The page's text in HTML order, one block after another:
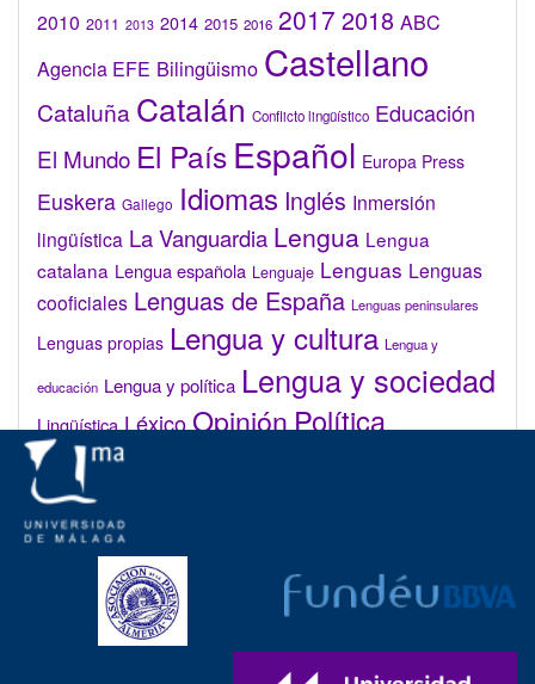
2010 2011 2013 2014 2015 2016 2017 2018 ABC
Agencia EFE Bilingüismo Castellano
Cataluña Catalán Conflicto lingüístico Educación
El Mundo El País Español Europa Press
Euskera Gallego Idiomas Inglés Inmersión
lingüística La Vanguardia Lengua Lengua
catalana Lengua española Lenguaje Lenguas Lenguas
cooficiales Lenguas de España Lenguas peninsulares
Lenguas propias Lengua y cultura Lengua y
educación Lengua y política Lengua y sociedad
Lingüística LéxicoOpiniónPolítica
lingüística
Valenciano
Administrar